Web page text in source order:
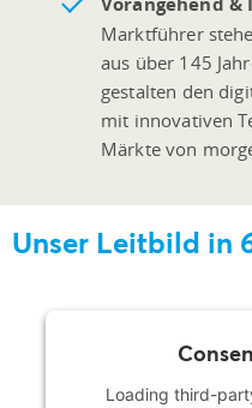
Marktführer
aus über 145
gestalten den
mit innovativen
Märkte von
Unser Leitbild in
Loading third-